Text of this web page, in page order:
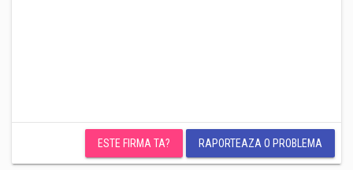
ESTE FIRMA TA? RAPORTEAZA O PROBLEMA